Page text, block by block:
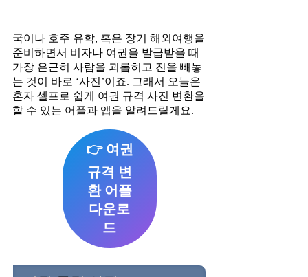
국이나 호주 유학, 혹은 장기 해외여행을
준비하면서 비자나 여권을 발급받을 때
가장 은근히 사람을 괴롭히고 진을 빼놓
는 것이 바로 ‘사진’이죠. 그래서 오늘은
혼자 셀프로 쉽게 여권 규격 사진 변환을
할 수 있는 어플과 앱을 알려드릴게요.
👉 여권
규격 변
환 어플
다운로
드